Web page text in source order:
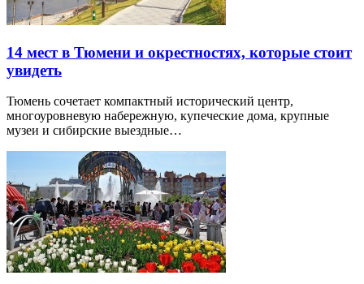
14 мест в Тюмени и окрестностях, которые стоит
увидеть
Тюмень сочетает компактный исторический центр,
многоуровневую набережную, купеческие дома, крупные
музеи и сибирские выездные…